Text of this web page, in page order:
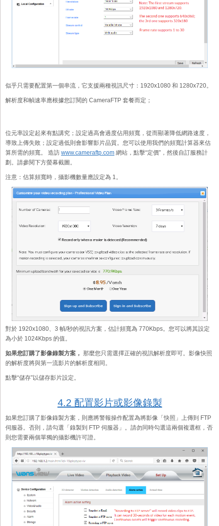
似乎只需要配置第一個串流，它支援兩種視訊尺寸：1920x1080 和 1280x720。
解析度和幀速率應根據您訂閱的 CameraFTP 套餐而定；
位元率設定起來有點講究；設定過高會過度佔用頻寬，從而顯著降低網路速度，
導致上傳失敗；設定過低則會影響影片品質。您可以使用我們的頻寬計算器來估
算所需的頻寬。 造訪 www.cameraftp.com 網站，點擊“定價”，然後自訂服務計
劃。請參閱下方螢幕截圖。
注意：估算頻寬時，攝影機數量應設定為 1。
對於 1920x1080、3 幀/秒的視訊方案，估計頻寬為 770Kbps。您可以將其設定
為小於 1024Kbps 的值。
如果您訂購了影像錄製方案， 那麼您只需選擇正確的視訊解析度即可。影像快照
的解析度將與第一流影片的解析度相同。
點擊“儲存”以儲存影片設定。
4.2 配置影片或影像錄製
如果您訂購了影像錄製方案，則應將警報操作配置為將影像「快照」上傳到 FTP
伺服器。否則，請勾選「錄製到 FTP 伺服器」。請勿同時勾選這兩個複選框，否
則您需要兩個單獨的攝影機許可證。